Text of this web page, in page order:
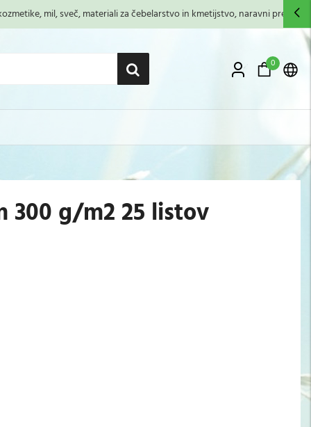
mil, sveč, materiali za čebelarstvo in kmetijstvo, naravni premazi,...
0
300 g/m2 25 listov